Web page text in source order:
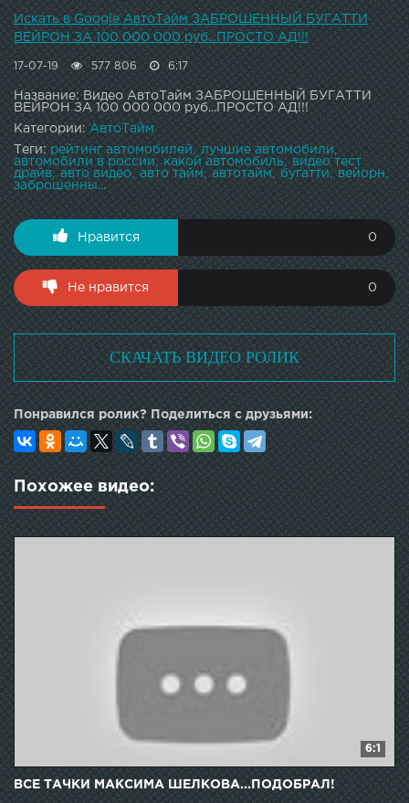
Искать в Google АвтоТайм ЗАБРОШЕННЫЙ БУГАТТИ
ВЕЙРОН ЗА 100 000 000 руб...ПРОСТО АД!!!
17-07-19 577 806 6:17
Название: Видео АвтоТайм ЗАБРОШЕННЫЙ БУГАТТИ
ВЕЙРОН ЗА 100 000 000 руб...ПРОСТО АД!!!
Категории:АвтоТайм
Теги: рейтинг автомобилей
лучшие автомобили
автомобили в россии
какой автомобиль
видео тест
драйв
авто видео авто тайм автотайм бугатти
вейорн
заброшенны...
Нравится 0
Не нравится 0
СКАЧАТЬ ВИДЕО РОЛИК
Понравился ролик? Поделиться с друзьями:
Похожее видео:
6:1
ВСЕ ТАЧКИ МАКСИМА ШЕЛКОВА...ПОДОБРАЛ!